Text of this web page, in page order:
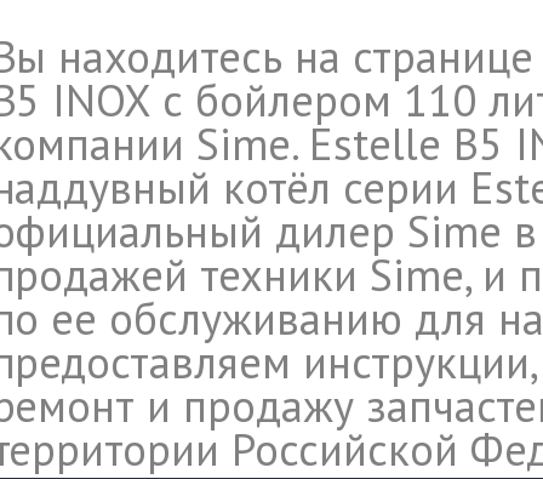
находитесь на
INOX с бойлером 110
Sime. Estelle B5
котёл серии
дилер Sime
техники Sime, и
ее обслуживанию для
и продажу
Российской